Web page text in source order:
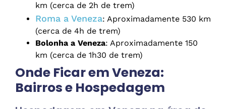
km (cerca de 2h de trem)
Roma a Veneza: Aproximadamente 530 km
(cerca de 4h de trem)
Bolonha a Veneza: Aproximadamente 150
km (cerca de 1h30 de trem)
Onde Ficar em Veneza:
Bairros e Hospedagem